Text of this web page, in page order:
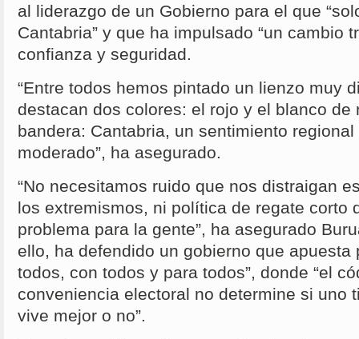
al liderazgo de un Gobierno para el que
Cantabria” y que ha impulsado “un cambio
confianza y seguridad.
“Entre todos hemos pintado un lienzo muy
destacan dos colores: el rojo y el blanco de
bandera: Cantabria, un sentimiento
moderado”, ha asegurado.
“No necesitamos ruido que nos distraigan
los extremismos, ni política de regate corto
problema para la gente”, ha asegurado
ello, ha defendido un gobierno que apuesta
todos, con todos y para todos”, donde “el
conveniencia electoral no determine si uno
vive mejor o no”.